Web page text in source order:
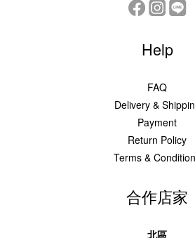
Help
FAQ
Delivery &
Payment
Return Policy
Terms &
合作店家
北區